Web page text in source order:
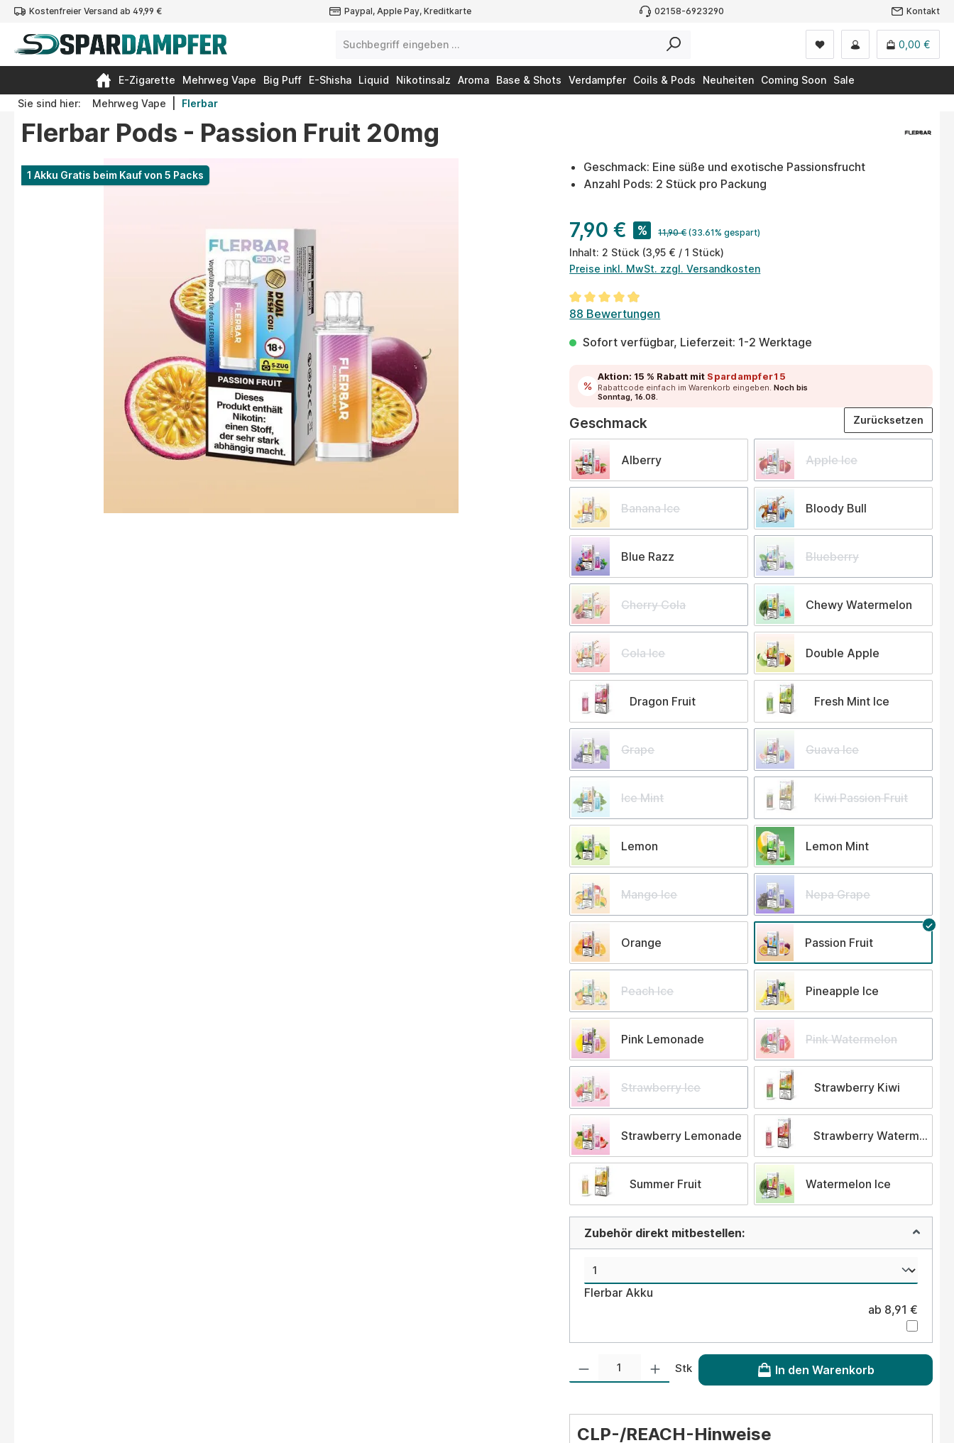
Zur Hauptnavigation springen
Kostenfreier Versand ab 49,99 € Paypal, Apple Pay, Kreditkarte 02158-6923290 Kontakt
0,00 €
E-Zigarette Mehrweg Vape Big Puff E-Shisha Liquid Nikotinsalz Aroma Base & Shots Verdampfer Coils & Pods Neuheiten Coming Soon
Sale
Sie sind hier:
Mehrweg Vape Flerbar
Flerbar Pods - Passion Fruit 20mg
Bildergalerie überspringen
1 Akku Gratis beim Kauf von 5 Packs
Geschmack: Eine süße und exotische Passionsfrucht
Anzahl Pods: 2 Stück pro Packung
7,90 € % 11,90 € (33.61% gespart)
Inhalt: 2 Stück (3,95 € / 1 Stück)
Preise inkl. MwSt. zzgl. Versandkosten
Durchschnittliche Bewertung von 4.9 von 5 Sternen
88 Bewertungen
Sofort verfügbar, Lieferzeit: 1-2 Werktage
Aktion: 15 % Rabatt mit Spardampfer15
Rabattcode einfach im Warenkorb eingeben.Noch bis
Sonntag, 16.08.
Geschmack
Alberry Apple Ice
Banana Ice Bloody Bull
Blue Razz Blueberry
Cherry Cola Chewy Watermelon
Cola Ice Double Apple
Dragon Fruit Fresh Mint Ice
Grape Guava Ice
Ice Mint Kiwi Passion Fruit
Lemon Lemon Mint
Mango Ice Nepa Grape
Orange Passion Fruit
Peach lce Pineapple Ice
Pink Lemonade Pink Watermelon
Strawberry Ice Strawberry Kiwi
Strawberry Lemonade Strawberry Watermelon
Summer Fruit Watermelon Ice
Zurücksetzen
Zubehör direkt mitbestellen:
Flerbar Akku
ab 8,91 €
Produkt Anzahl: Gib den gewünschten Wert ein oder benutze die Schaltflächen um die
Stk In den Warenkorb
CLP-/REACH-Hinweise